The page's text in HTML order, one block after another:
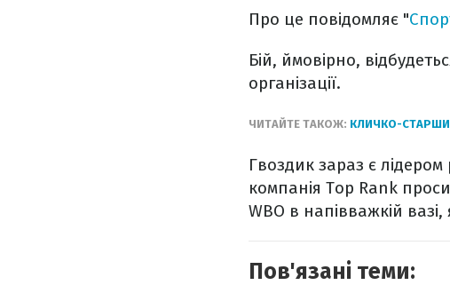
Про це повідомляє "
Бій, ймовірно,
організації.
ЧИТАЙТЕ ТАКОЖ: КЛИЧКО-
Гвоздик зараз є
компанія Top Rank
WBO в напівважкій
Пов'язані теми: